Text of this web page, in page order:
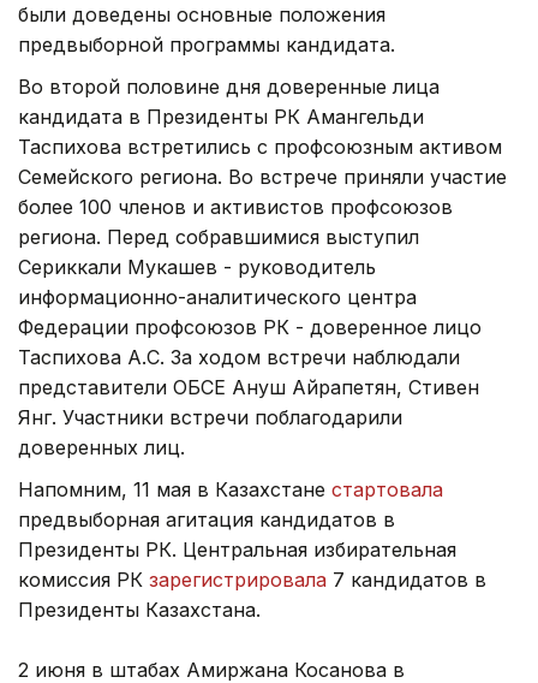
были доведены основные положения
предвыборной программы кандидата.
Во второй половине дня доверенные лица
кандидата в Президенты РК Амангельди
Таспихова встретились с профсоюзным активом
Семейского региона. Во встрече приняли участие
более 100 членов и активистов профсоюзов
региона. Перед собравшимися выступил
Сериккали Мукашев - руководитель
информационно-аналитического центра
Федерации профсоюзов РК - доверенное лицо
Таспихова А.С. За ходом встречи наблюдали
представители ОБСЕ Ануш Айрапетян, Стивен
Янг. Участники встречи поблагодарили
доверенных лиц.
Напомним, 11 мая в Казахстане стартовала
предвыборная агитация кандидатов в
Президенты РК. Центральная избирательная
комиссия РК зарегистрировала 7 кандидатов в
Президенты Казахстана.
2 июня в штабах Амиржана Косанова в